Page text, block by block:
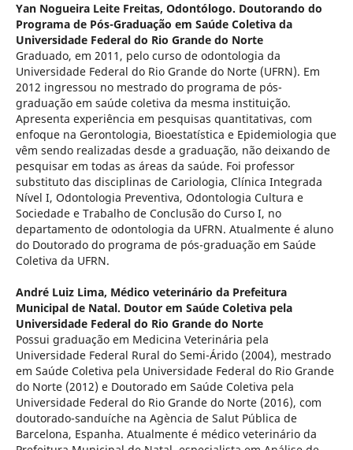
Yan Nogueira Leite Freitas, Odontólogo. Doutorando do
Programa de Pós-Graduação em Saúde Coletiva da
Universidade Federal do Rio Grande do Norte
Graduado, em 2011, pelo curso de odontologia da
Universidade Federal do Rio Grande do Norte (UFRN). Em
2012 ingressou no mestrado do programa de pós-
graduação em saúde coletiva da mesma instituição.
Apresenta experiência em pesquisas quantitativas, com
enfoque na Gerontologia, Bioestatística e Epidemiologia que
vêm sendo realizadas desde a graduação, não deixando de
pesquisar em todas as áreas da saúde. Foi professor
substituto das disciplinas de Cariologia, Clínica Integrada
Nível I, Odontologia Preventiva, Odontologia Cultura e
Sociedade e Trabalho de Conclusão do Curso I, no
departamento de odontologia da UFRN. Atualmente é aluno
do Doutorado do programa de pós-graduação em Saúde
Coletiva da UFRN.
André Luiz Lima, Médico veterinário da Prefeitura
Municipal de Natal. Doutor em Saúde Coletiva pela
Universidade Federal do Rio Grande do Norte
Possui graduação em Medicina Veterinária pela
Universidade Federal Rural do Semi-Árido (2004), mestrado
em Saúde Coletiva pela Universidade Federal do Rio Grande
do Norte (2012) e Doutorado em Saúde Coletiva pela
Universidade Federal do Rio Grande do Norte (2016), com
doutorado-sanduíche na Agència de Salut Pública de
Barcelona, Espanha. Atualmente é médico veterinário da